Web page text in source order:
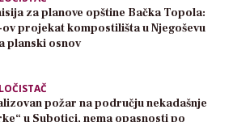
za planove opštine Bačka Topola:
projekat kompostilišta u Njegoševu
planski osnov
požar na području nekadašnje
u Subotici, nema opasnosti po